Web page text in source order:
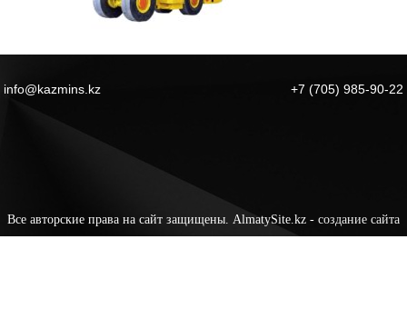
info@kazmins.kz +7 (705) 985-90-22
Все авторские права на сайт защищены. AlmatySite.kz - создание сайта